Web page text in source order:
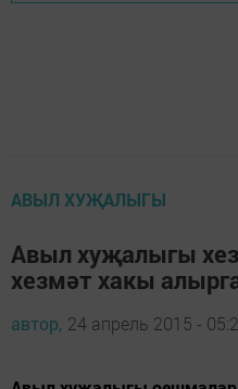
АВЫЛ ХУҖАЛЫГЫ
Авыл хуҗалыгы
хезмәт хакы
автор, 24 апрель 2015 -